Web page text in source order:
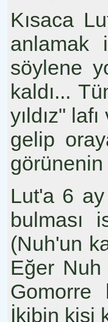
Kısaca
anlamak
söylene
kaldı...
yıldız"
gelip
görünenin
Lut'a 6
bulması
(Nuh'un
Eğer Nuh
Gomorre
İkibin kişi